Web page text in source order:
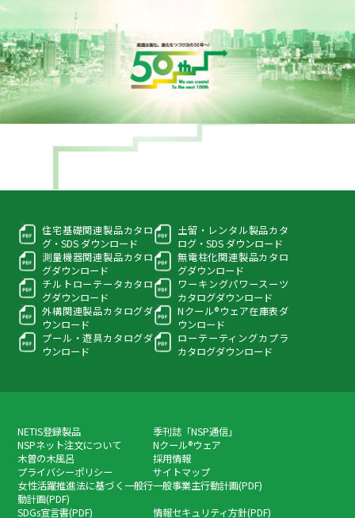
住宅基礎関連製品カタロ
グ・SDS ダウンロード
土留・レンタル製品カタ
ログ・ SDS ダウンロード
測量機器関連製品カタロ
グダウンロード
無電柱化関連製品カタロ
グダウンロード
チルトローテータカタロ
グダウンロード
ワーキングパワースーツ
カタログダウンロード
外構関連製品カタログダ
ウンロード
Nクール®ウェア在庫表ダ
ウンロード
プール・遊具カタログダ
ウンロード
ローテーティングカプラ
カタログダウンロード
NETIS登録製品
季刊誌「NSP通信」
NSPネット注文について
Nクール®ウェア
木曽の木風呂
採用情報
プライバシーポリシー
サイトマップ
女性活躍推進法に基づく一般行
動計画(PDF)
一般事業主行動計画(PDF)
SDGs宣言書(PDF)
情報セキュリティ方針(PDF)